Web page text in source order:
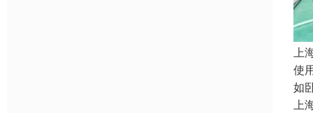
上
使
如
上